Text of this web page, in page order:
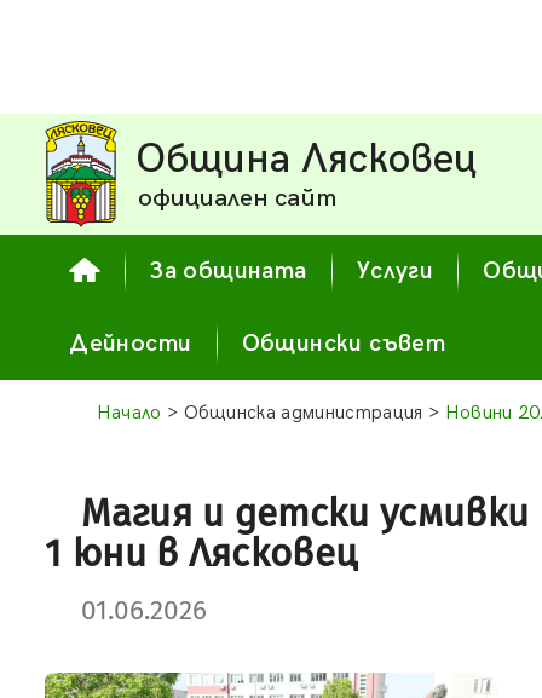
Община Лясковец
официален сайт
За общината Услуги
Дейности Общински съвет
Начало > Общинска администрация > Новини
Магия и детски
1 юни в Лясковец
01.06.2026